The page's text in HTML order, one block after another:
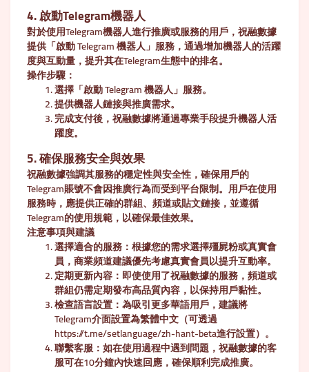
4. 啟動Telegram機器人
對於使用Telegram機器人進行推廣或服務的用戶，祝融數據
提供「啟動 Telegram 機器人」服務，通過增加機器人的活躍
度與互動量，提升其在Telegram生態中的排名。
操作步驟：
選擇「啟動 Telegram 機器人」服務。
提供機器人鏈接與推廣需求。
完成支付後，祝融數據將通過專業手段提升機器人活
躍度。
5. 確保服務安全與效果
祝融數據強調其服務的穩定性與安全性，確保用戶的
Telegram賬號不會因推廣行為而受到平台限制。用戶在使用
服務時，應提供正確的群組、頻道或貼文鏈接，並遵循
Telegram的使用規範，以確保最佳效果。
注意事項與建議
選擇適合的服務 ：根據您的需求選擇殭屍粉或真實會
員，商業頻道建議優先考慮真實會員以提升互動率。
定期更新內容 ：即使使用了祝融數據的服務，頻道或
群組仍需定期發布高品質內容，以保持用戶黏性。
檢查語言設置 ：為吸引更多華語用戶，建議將
Telegram介面設置為繁體中文（可透過
https://t.me/setlanguage/zh-hant-beta進行設置）。
聯繫客服：如在使用過程中遇到問題，祝融數據的客
服可在10分鐘內快速回應，確保順利完成推廣。